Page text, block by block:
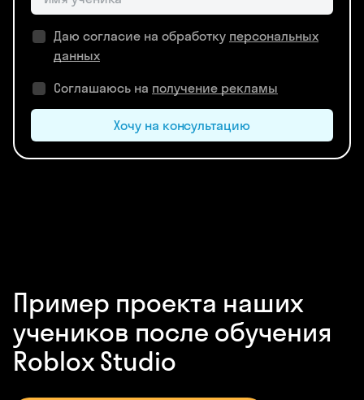
Даю согласие на обработку персональных
данных
Соглашаюсь на получение рекламы
Хочу на консультацию
Пример проекта наших
учеников после обучения
Roblox Studio